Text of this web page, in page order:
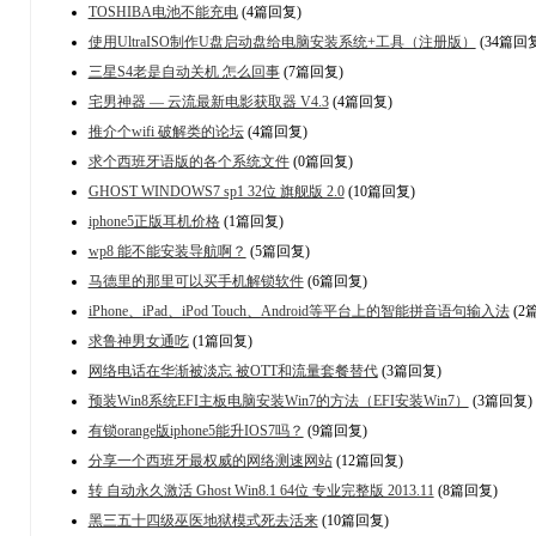
TOSHIBA电池不能充电(4篇回复)
使用UltraISO制作U盘启动盘给电脑安装系统+工具（注册版）
(34篇回
三星S4老是自动关机 怎么回事(7篇回复)
宅男神器 — 云流最新电影获取器 V4.3(4篇回复)
推介个wifi 破解类的论坛(4篇回复)
求个西班牙语版的各个系统文件(0篇回复)
GHOST WINDOWS7 sp1 32位 旗舰版 2.0(10篇回复)
iphone5正版耳机价格(1篇回复)
wp8 能不能安装导航啊？ (5篇回复)
马德里的那里可以买手机解锁软件(6篇回复)
iPhone、iPad、iPod Touch、Android等平台上的智能拼音语句输入法(2
求鲁神男女通吃(1篇回复)
网络电话在华渐被淡忘 被OTT和流量套餐替代(3篇回复)
预装Win8系统EFI主板电脑安装Win7的方法（EFI安装Win7）
(3篇回复)
有锁orange版iphone5能升IOS7吗？ (9篇回复)
分享一个西班牙最权威的网络测速网站(12篇回复)
转 自动永久激活 Ghost Win8.1 64位 专业完整版 2013.11 (8篇回复)
黑三五十四级巫医地狱模式死去活来(10篇回复)